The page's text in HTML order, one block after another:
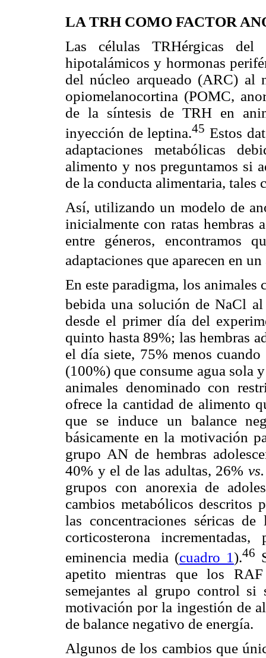
LA TRH COMO FACTOR
Las células TRHérgicas del
hipotalámicos y hormonas
del núcleo arqueado (ARC) al
opiomelanocortina (POMC,
de la síntesis de TRH en
inyección de leptina.45 Estos
adaptaciones metabólicas
alimento y nos preguntamos si
de la conducta alimentaria,
Así, utilizando un modelo de
inicialmente con ratas hembras
entre géneros, encontramos
adaptaciones que aparecen en
En este paradigma, los animales
bebida una solución de NaCl
desde el primer día del
quinto hasta 89%; las hembras
el día siete, 75% menos
(100%) que consume agua sola
animales denominado con
ofrece la cantidad de alimento
que se induce un balance
básicamente en la motivación
grupo AN de hembras
40% y el de las adultas, 26% vs.
grupos con anorexia de
cambios metabólicos descritos
las concentraciones séricas
corticosterona
eminencia media (cuadro 1).46
apetito mientras que los
semejantes al grupo control
motivación por la ingestión de
de balance negativo de energía.
Algunos de los cambios que